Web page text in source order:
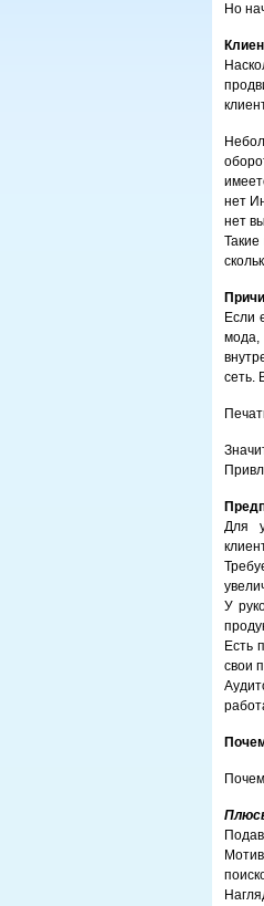
Но
нет
нет
Если
сеть.
Для
У
Есть
свои